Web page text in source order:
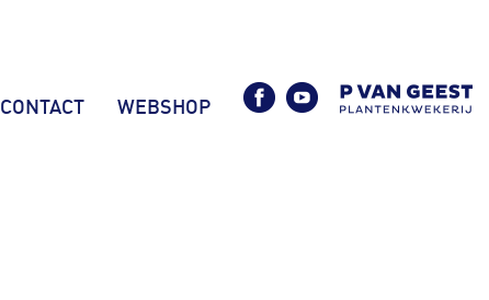
CONTACT WEBSHOP